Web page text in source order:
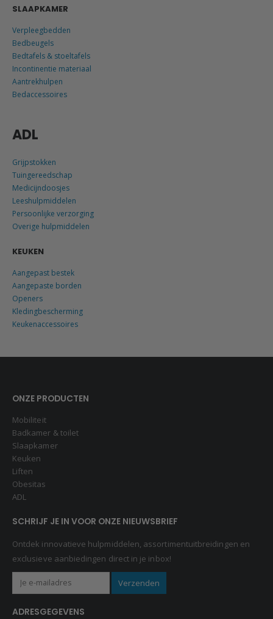
SLAAPKAMER
Verpleegbedden
Bedbeugels
Bedtafels & stoeltafels
Incontinentie materiaal
Aantrekhulpen
Bedaccessoires
ADL
Grijpstokken
Tuingereedschap
Medicijndoosjes
Leeshulpmiddelen
Persoonlijke verzorging
Overige hulpmiddelen
KEUKEN
Aangepast bestek
Aangepaste borden
Openers
Kledingbescherming
Keukenaccessoires
ONZE PRODUCTEN
Mobiliteit
Badkamer & toilet
Slaapkamer
Keuken
Liften
Obesitas
ADL
SCHRIJF JE IN VOOR ONZE NIEUWSBRIEF
Ontdek innovatieve hulpmiddelen, assortimentuitbreidingen en
exclusieve aanbiedingen direct in je inbox!
ADRESGEGEVENS